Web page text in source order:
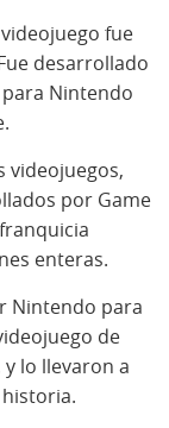
fue
desarrollado
Nintendo
videojuegos,
por Game
enteras.
Nintendo para
de
lo llevaron a